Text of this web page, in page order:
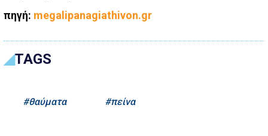
πηγή: megalipanagiathivon.gr
TAGS
θαύματα πείνα